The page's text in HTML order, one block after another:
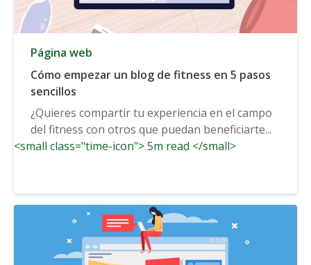
Página web
Cómo empezar un blog de fitness en 5 pasos
sencillos
¿Quieres compartir tu experiencia en el campo
del fitness con otros que puedan beneficiarte...
<small class="time-icon"> 5m read </small>